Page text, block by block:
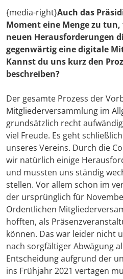
{media-right}Auch das
Moment eine Menge zu
neuen Herausforderungen
gegenwärtig eine digitale
Kannst du uns kurz den
beschreiben?
Der gesamte Prozess der
Mitgliederversammlung im
grundsätzlich recht
viel Freude. Es geht
unseres Vereins. Durch die
wir natürlich einige
und mussten uns ständig
stellen. Vor allem schon im
der ursprünglich für
Ordentlichen
hofften, als
können. Das war leider nicht
nach sorgfältiger Abwägung
Entscheidung aufgrund der
ins Frühjahr 2021 vertagen